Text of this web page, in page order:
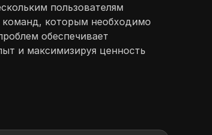
пользователям
команд, которым необходимо
обеспечивает
и максимизируя ценность